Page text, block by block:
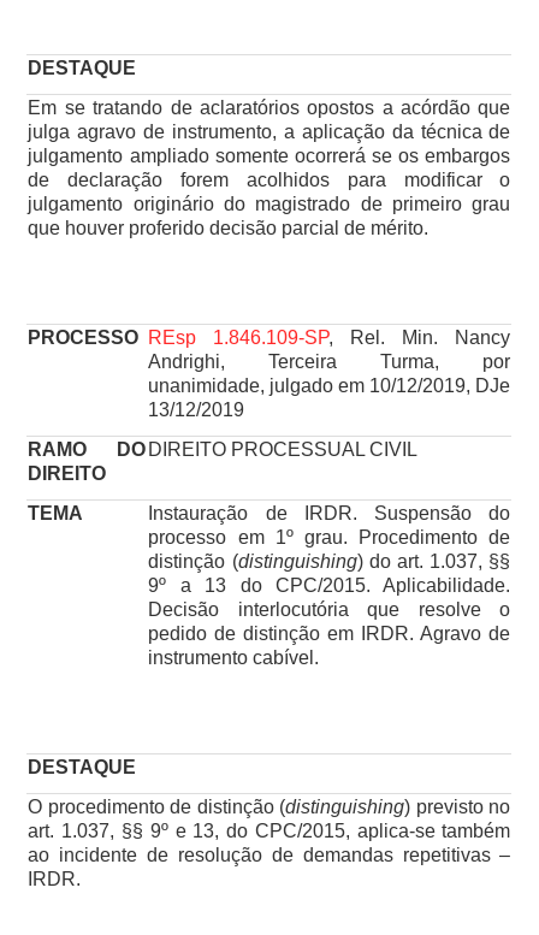
DESTAQUE
Em se tratando de aclaratórios opostos a acórdão que
julga agravo de instrumento, a aplicação da técnica de
julgamento ampliado somente ocorrerá se os embargos
de declaração forem acolhidos para modificar o
julgamento originário do magistrado de primeiro grau
que houver proferido decisão parcial de mérito.
PROCESSO REsp 1.846.109-SP, Rel. Min. Nancy
Andrighi, Terceira Turma, por
unanimidade, julgado em 10/12/2019, DJe
13/12/2019
RAMO DO
DIREITO
DIREITO PROCESSUAL CIVIL
TEMA
Instauração de IRDR. Suspensão do
processo em 1º grau. Procedimento de
distinção (distinguishing) do art. 1.037, §§
9º a 13 do CPC/2015. Aplicabilidade.
Decisão interlocutória que resolve o
pedido de distinção em IRDR. Agravo de
instrumento cabível.
DESTAQUE
O procedimento de distinção (distinguishing) previsto no
art. 1.037, §§ 9º e 13, do CPC/2015, aplica-se também
ao incidente de resolução de demandas repetitivas –
IRDR.